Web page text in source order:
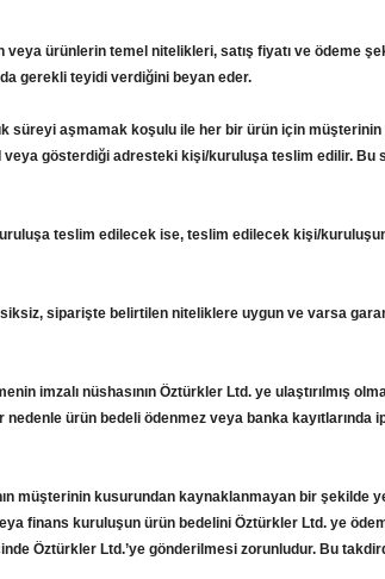
ürünlerin temel nitelikleri, satış fiyatı ve ödeme
gerekli teyidi verdiğini beyan eder.
süreyi aşmamak koşulu ile her bir ürün için müşterinin
veya gösterdiği adresteki kişi/kuruluşa teslim edilir. Bu
teslim edilecek ise, teslim edilecek kişi/
siparişte belirtilen niteliklere uygun ve varsa
imzalı nüshasının Öztürkler Ltd. ye ulaştırılmış
ürün bedeli ödenmez veya banka kayıtlarında
müşterinin kusurundan kaynaklanmayan bir şekilde
finans kuruluşun ürün bedelini Öztürkler Ltd. ye
Öztürkler Ltd.’ye gönderilmesi zorunludur. Bu